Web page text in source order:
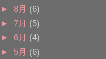
► 8月 (6)
► 7月 (5)
► 6月 (4)
► 5月 (6)